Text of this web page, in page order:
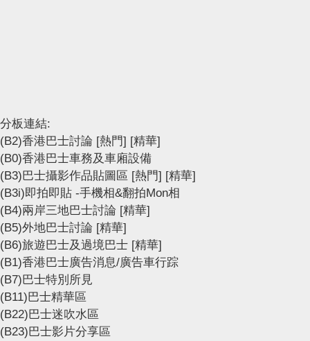
分板連結:
(B2)香港巴士討論 [熱門] [精華]
(B0)香港巴士車務及車廂設備
(B3)巴士攝影作品貼圖區 [熱門] [精華]
(B3i)即拍即貼 -手機相&翻拍Mon相
(B4)兩岸三地巴士討論 [精華]
(B5)外地巴士討論 [精華]
(B6)旅遊巴士及過境巴士 [精華]
(B1)香港巴士廣告消息/廣告車行踪
(B7)巴士特別所見
(B11)巴士精華區
(B22)巴士迷吹水區
(B23)巴士影片分享區